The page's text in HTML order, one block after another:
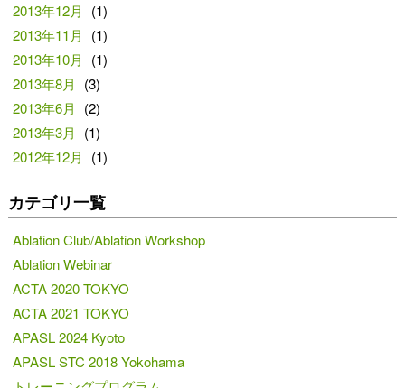
2013年12月
(1)
2013年11月
(1)
2013年10月
(1)
2013年8月
(3)
2013年6月
(2)
2013年3月
(1)
2012年12月
(1)
カテゴリ一覧
Ablation Club/Ablation Workshop
Ablation Webinar
ACTA 2020 TOKYO
ACTA 2021 TOKYO
APASL 2024 Kyoto
APASL STC 2018 Yokohama